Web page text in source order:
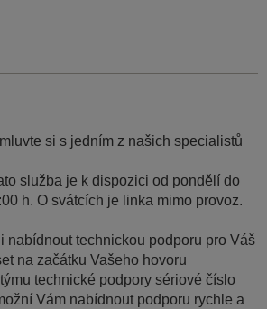
si s jedním z našich specialistů
služba je k dispozici od pondělí do
h. O svátcích je linka mimo provoz.
nabídnout technickou podporu pro Váš
na začátku Vašeho hovoru
technické podpory sériové číslo
Vám nabídnout podporu rychle a